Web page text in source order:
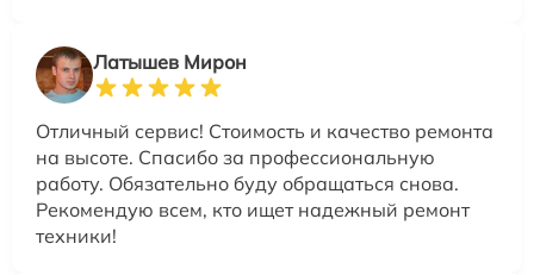
Латышев Мирон
Отличный сервис! Стоимость и качество ремонта
на высоте. Спасибо за профессиональную
работу. Обязательно буду обращаться снова.
Рекомендую всем, кто ищет надежный ремонт
техники!